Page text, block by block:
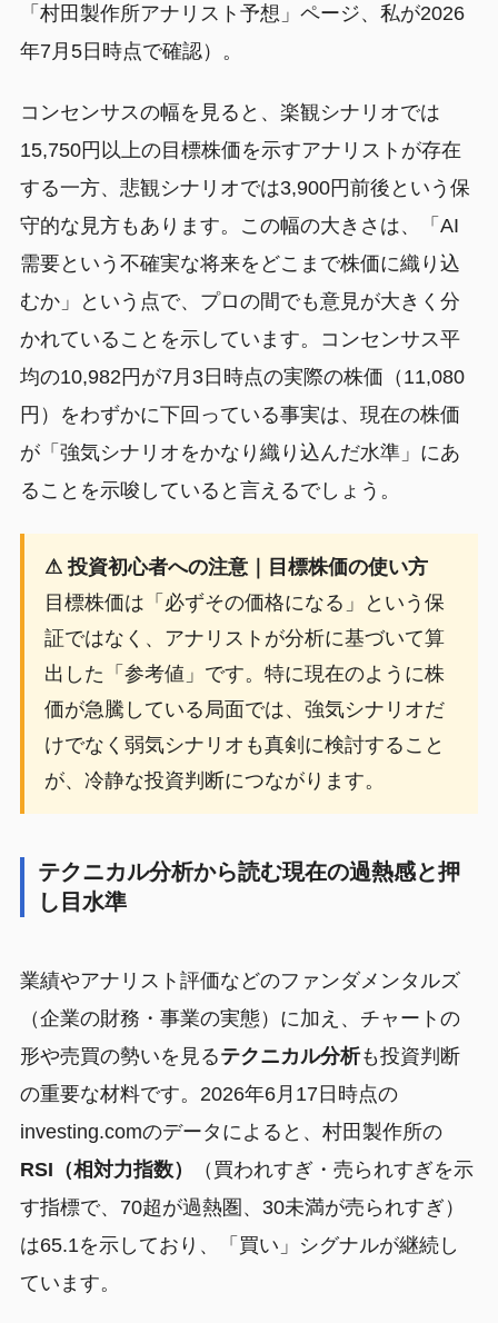
「村田製作所アナリスト予想」ページ、私が2026
年7月5日時点で確認）。
コンセンサスの幅を見ると、楽観シナリオでは
15,750円以上の目標株価を示すアナリストが存在
する一方、悲観シナリオでは3,900円前後という保
守的な見方もあります。この幅の大きさは、「AI
需要という不確実な将来をどこまで株価に織り込
むか」という点で、プロの間でも意見が大きく分
かれていることを示しています。コンセンサス平
均の10,982円が7月3日時点の実際の株価（11,080
円）をわずかに下回っている事実は、現在の株価
が「強気シナリオをかなり織り込んだ水準」にあ
ることを示唆していると言えるでしょう。
⚠ 投資初心者への注意｜目標株価の使い方
目標株価は「必ずその価格になる」という保
証ではなく、アナリストが分析に基づいて算
出した「参考値」です。特に現在のように株
価が急騰している局面では、強気シナリオだ
けでなく弱気シナリオも真剣に検討すること
が、冷静な投資判断につながります。
テクニカル分析から読む現在の過熱感と押
し目水準
業績やアナリスト評価などのファンダメンタルズ
（企業の財務・事業の実態）に加え、チャートの
形や売買の勢いを見るテクニカル分析も投資判断
の重要な材料です。2026年6月17日時点の
investing.comのデータによると、村田製作所の
RSI（相対力指数）
（買われすぎ・売られすぎを示
す指標で、70超が過熱圏、30未満が売られすぎ）
は65.1を示しており、「買い」シグナルが継続し
ています。